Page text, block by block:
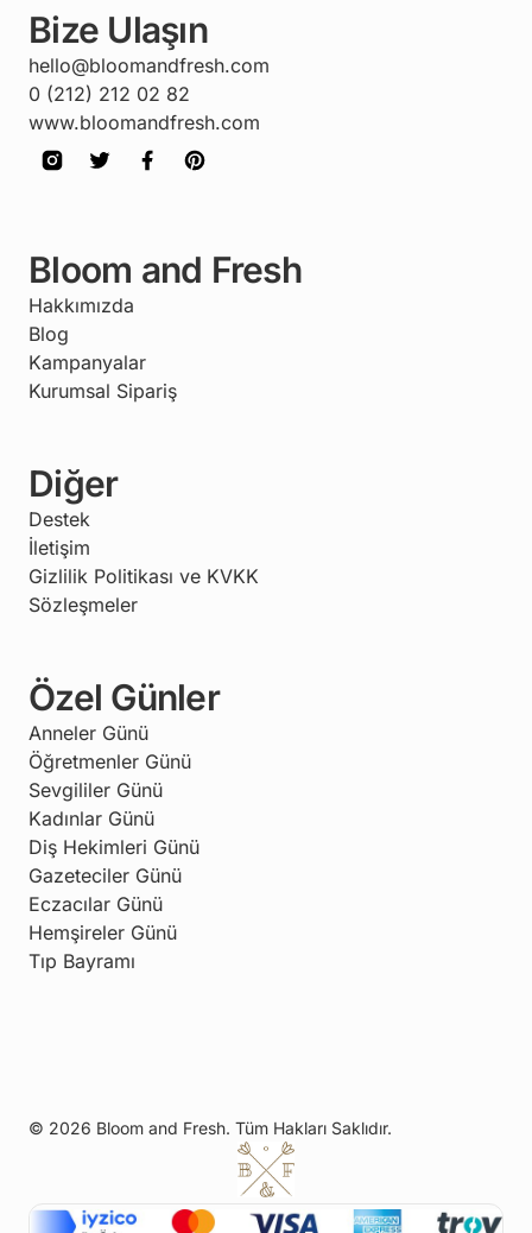
Bize Ulaşın
hello@bloomandfresh.com
0 (212) 212 02 82
www.bloomandfresh.com
Bloom and Fresh
Hakkımızda
Blog
Kampanyalar
Kurumsal Sipariş
Diğer
Destek
İletişim
Gizlilik Politikası ve KVKK
Sözleşmeler
Özel Günler
Anneler Günü
Öğretmenler Günü
Sevgililer Günü
Kadınlar Günü
Diş Hekimleri Günü
Gazeteciler Günü
Eczacılar Günü
Hemşireler Günü
Tıp Bayramı
© 2026 Bloom and Fresh. Tüm Hakları Saklıdır.